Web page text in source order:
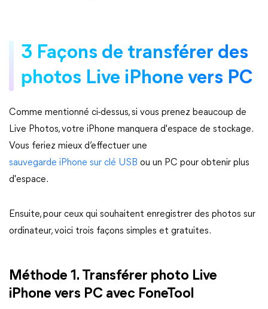
3 Façons de transférer des
photos Live iPhone vers PC
Comme mentionné ci-dessus, si vous prenez beaucoup de
Live Photos, votre iPhone manquera d'espace de stockage.
Vous feriez mieux d’effectuer une
sauvegarde iPhone sur clé USB ou un PC pour obtenir plus
d'espace.
Ensuite, pour ceux qui souhaitent enregistrer des photos sur
ordinateur, voici trois façons simples et gratuites.
Méthode 1. Transférer photo Live
iPhone vers PC avec FoneTool